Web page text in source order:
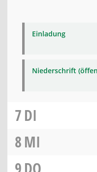
Einladung
Niederschrift
7DI
8MI